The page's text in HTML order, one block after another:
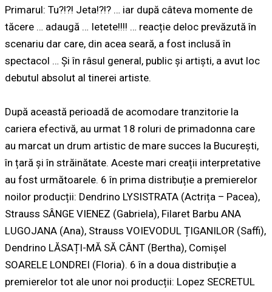
Primarul: Tu?!?! Jeta!?!? … iar după câteva momente de
tăcere … adaugă … Ietete!!!! … reacție deloc prevăzută în
scenariu dar care, din acea seară, a fost inclusă în
spectacol … Și în râsul general, public și artiști, a avut loc
debutul absolut al tinerei artiste.
După această perioadă de acomodare tranzitorie la
cariera efectivă, au urmat 18 roluri de primadonna care
au marcat un drum artistic de mare succes la București,
în țară și în străinătate. Aceste mari creații interpretative
au fost următoarele. 6 în prima distribuție a premierelor
noilor producții: Dendrino LYSISTRATA (Actrița – Pacea),
Strauss SÂNGE VIENEZ (Gabriela), Filaret Barbu ANA
LUGOJANA (Ana), Strauss VOIEVODUL ȚIGANILOR (Saffi),
Dendrino LĂSAȚI-MĂ SĂ CÂNT (Bertha), Comișel
SOARELE LONDREI (Floria). 6 în a doua distribuție a
premierelor tot ale unor noi producții: Lopez SECRETUL